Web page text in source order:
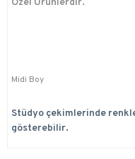
Midi Boy
Stüdyo çekimlerinde
gösterebilir.